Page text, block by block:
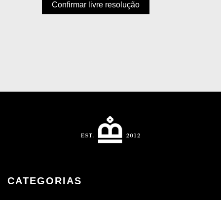
Confirmar livre resolução
CATEGORIAS